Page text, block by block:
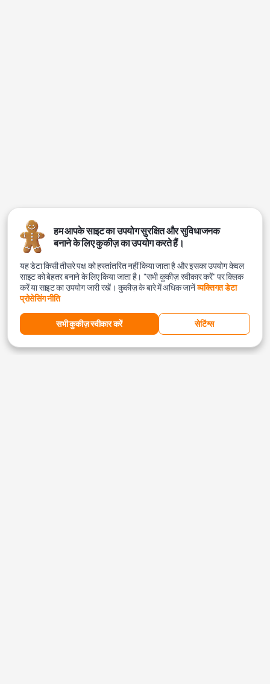
हम आपके साइट का उपयोग सुरक्षित और सुविधाजनक
बनाने के लिए कुकीज़ का उपयोग करते हैं।
यह डेटा किसी तीसरे पक्ष को हस्तांतरित नहीं किया जाता है और इसका उपयोग केवल
साइट को बेहतर बनाने के लिए किया जाता है। "सभी कुकीज़ स्वीकार करें" पर क्लिक
करें या साइट का उपयोग जारी रखें। कुकीज़ के बारे में अधिक जानेंव्यक्तिगत डेटा
प्रोसेसिंग नीति
सभी कुकीज़ स्वीकार करें सेटिंग्स